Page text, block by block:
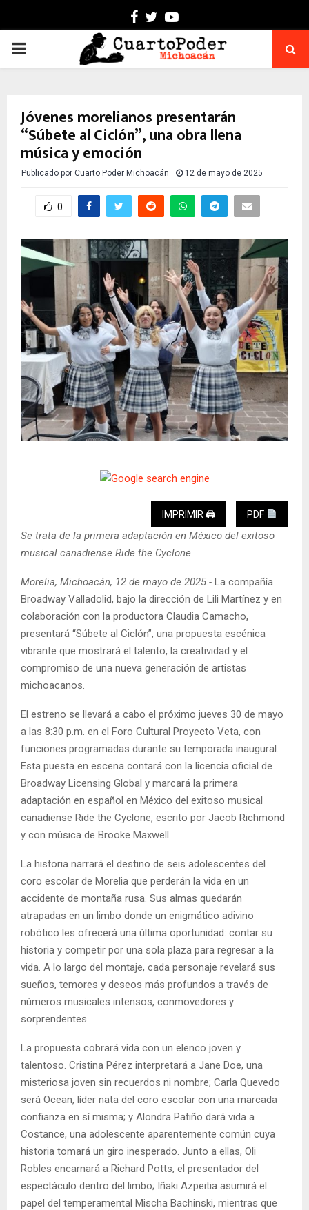
Facebook
TwitterYoutube
PRIMARY
Jóvenes morelianos presentarán
“Súbete al Ciclón”, una obra llena
música y emoción
Publicado por Cuarto Poder Michoacán 12 de mayo de 2025
0
IMPRIMIR 🖨 PDF
Se trata de la primera adaptación en México del exitoso
musical canadiense Ride the Cyclone
Morelia, Michoacán, 12 de mayo de 2025.- La compañía
Broadway Valladolid, bajo la dirección de Lili Martínez y en
colaboración con la productora Claudia Camacho,
presentará “Súbete al Ciclón”, una propuesta escénica
vibrante que mostrará el talento, la creatividad y el
compromiso de una nueva generación de artistas
michoacanos.
El estreno se llevará a cabo el próximo jueves 30 de mayo
a las 8:30 p.m. en el Foro Cultural Proyecto Veta, con
funciones programadas durante su temporada inaugural.
Esta puesta en escena contará con la licencia oficial de
Broadway Licensing Global y marcará la primera
adaptación en español en México del exitoso musical
canadiense Ride the Cyclone, escrito por Jacob Richmond
y con música de Brooke Maxwell.
La historia narrará el destino de seis adolescentes del
coro escolar de Morelia que perderán la vida en un
accidente de montaña rusa. Sus almas quedarán
atrapadas en un limbo donde un enigmático adivino
robótico les ofrecerá una última oportunidad: contar su
historia y competir por una sola plaza para regresar a la
vida. A lo largo del montaje, cada personaje revelará sus
sueños, temores y deseos más profundos a través de
números musicales intensos, conmovedores y
sorprendentes.
La propuesta cobrará vida con un elenco joven y
talentoso. Cristina Pérez interpretará a Jane Doe, una
misteriosa joven sin recuerdos ni nombre; Carla Quevedo
será Ocean, líder nata del coro escolar con una marcada
confianza en sí misma; y Alondra Patiño dará vida a
Costance, una adolescente aparentemente común cuya
historia tomará un giro inesperado. Junto a ellas, Oli
Robles encarnará a Richard Potts, el presentador del
espectáculo dentro del limbo; Iñaki Azpeitia asumirá el
papel del temperamental Mischa Bachinski, mientras que